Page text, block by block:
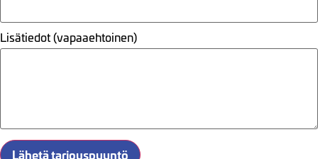
Lisätiedot (vapaaehtoinen)
Lähetä tarjouspyyntö